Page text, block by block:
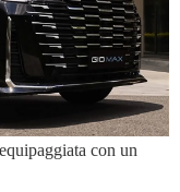
con un